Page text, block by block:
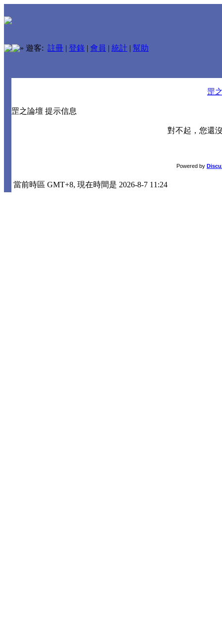
» 遊客: 註冊 | 登錄 | 會員 | 統計 | 幫助
罡
罡之論壇 提示信息
對不起，您還
Powered by
當前時區 GMT+8, 現在時間是 2026-8-7 11:24